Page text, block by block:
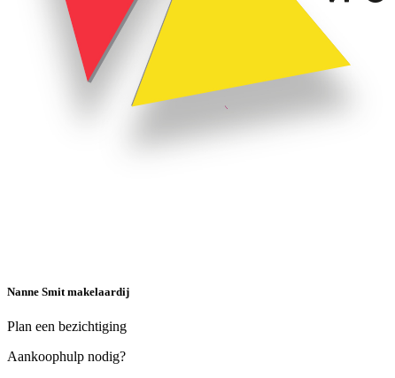
Nanne Smit makelaardij
Plan een bezichtiging
Aankoophulp nodig?